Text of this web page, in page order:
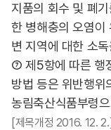
지품의 회수 및 폐
한 병해충의 오염이
변 지역에 대한 소
⑦ 제5항에 따른 행
방법 등은 위반행위
농림축산식품부령
[제목개정 2016. 12. 2.]